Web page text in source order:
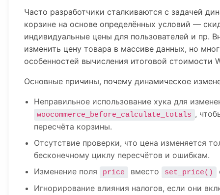
Часто разработчики сталкиваются с задачей
корзине на основе определённых условий —
индивидуальные цены для пользователей и пр.
изменить цену товара в массиве данных, но
особенностей вычисления итоговой стоимости
Основные причины, почему динамическое
Неправильное использование хука для
woocommerce_before_calculate_totals ,
пересчёта корзины.
Отсутствие проверки, что цена изменяется
бесконечному циклу пересчётов и ошибкам.
Изменение поля
price вместо set_price()
Игнорирование влияния налогов, если они